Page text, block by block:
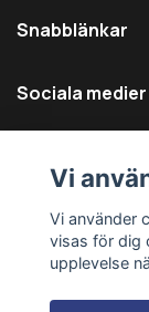
Snabblänkar
Sociala medier
© 2026
Vi
Vi använder
visas för dig
upplevelse